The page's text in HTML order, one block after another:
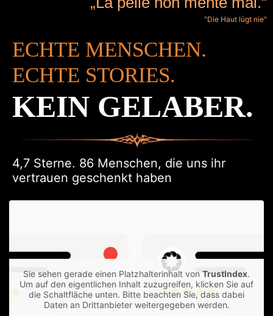
"Die Haut lügt nie"
ECHTE MENSCHEN.
ECHTE STORIES.
KEIN GELABER.
4,7 Sterne. 86 Menschen, die uns ihr
vertrauen geschenkt haben
Sie sehen gerade einen Platzhalterinhalt von TrustIndex.
Um auf den eigentlichen Inhalt zuzugreifen, klicken Sie auf
die Schaltfläche unten. Bitte beachten Sie, dass dabei
Daten an Drittanbieter weitergegeben werden.